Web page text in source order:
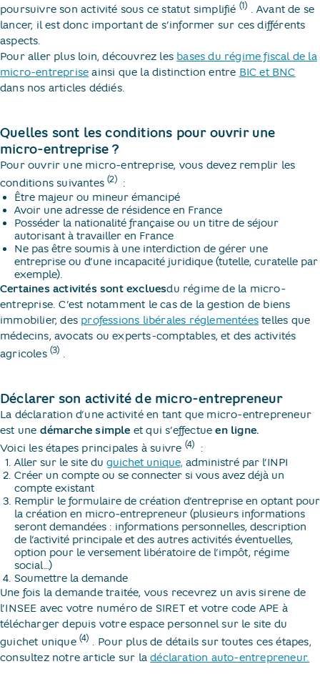
poursuivre son activité sous ce statut simplifié (1) ​. Avant de se
lancer, il est donc important de s’informer sur ces différents
aspects.
Pour aller plus loin, découvrez les bases du régime fiscal de la
micro-entreprise ainsi que la distinction entre BIC et BNC
dans nos articles dédiés.
Quelles sont les conditions pour ouvrir une
micro-entreprise ?
Pour ouvrir une micro-entreprise, vous devez remplir les
conditions suivantes(2)​ :
Être majeur ou mineur émancipé
Avoir une adresse de résidence en France
Posséder la nationalité française ou un titre de séjour
autorisant à travailler en France
Ne pas être soumis à une interdiction de gérer une
entreprise ou d’une incapacité juridique (tutelle, curatelle par
exemple).
Certaines activités sont excluesdu régime de la micro-
entreprise. C’est notamment le cas de la gestion de biens
immobilier, des professions libérales réglementées telles que
médecins, avocats ou experts-comptables, et des activités
agricoles (3) ​.
Déclarer son activité de micro-entrepreneur
La déclaration d’une activité en tant que micro-entrepreneur
est une démarche simple et qui s’effectueen ligne.
Voici les étapes principales à suivre (4)
​ :
Aller sur le site du guichet unique, administré par l’INPI
Créer un compte ou se connecter si vous avez déjà un
compte existant
Remplir le formulaire de création d’entreprise en optant pour
la création en micro-entrepreneur (plusieurs informations
seront demandées : informations personnelles, description
de l’activité principale et des autres activités éventuelles,
option pour le versement libératoire de l’impôt, régime
social…)
Soumettre la demande
Une fois la demande traitée, vous recevrez un avis sirene de
l’INSEE avec votre numéro de SIRET et votre code APE à
télécharger depuis votre espace personnel sur le site du
guichet unique (4) ​. Pour plus de détails sur toutes ces étapes,
consultez notre article sur ladéclaration auto-entrepreneur.